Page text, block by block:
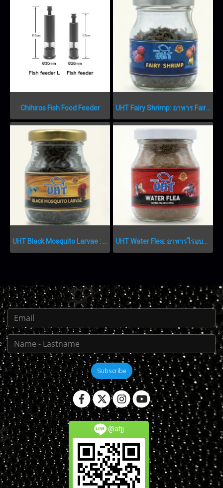
Chihiros Fish Food Feeder UHT Fairy Shrimp: อาหาร Fairy Shrimp เกรดพรีเมียม FAIRY SHRIMP
UHT Black Mosquito Larvae : อาหารลูกน้ำอบแห้งเกรดพรีเมียม UHT Water Flea: อาหารไรอบแห้งเกรดพรีเมียม
Subscribe
@atjj